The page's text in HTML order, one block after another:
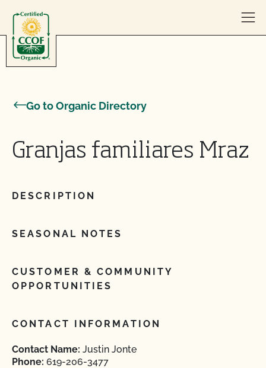
Go to Organic Directory
Granjas familiares Mraz
DESCRIPTION
SEASONAL NOTES
CUSTOMER & COMMUNITY
OPPORTUNITIES
CONTACT INFORMATION
Contact Name: Justin Jonte
Phone: 619-206-3477